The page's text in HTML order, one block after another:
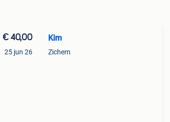
€ 40,00
25 jun 26
Kim
Zichem